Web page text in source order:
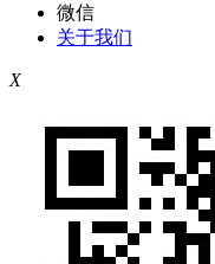
微信
关于我们
X